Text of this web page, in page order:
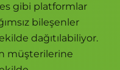
gibi platformlar
bileşenler
dağıtılabiliyor.
müşterilerine